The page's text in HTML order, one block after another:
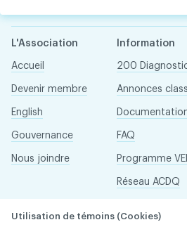
L'Association
Accueil
Devenir membre
English
Gouvernance
Nous joindre
Information
200
Annonces
FAQ
Programme
Réseau ACDQ
Utilisation de témoins (Cookies)